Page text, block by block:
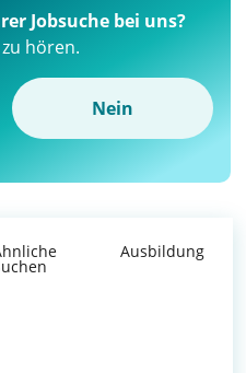
Jobsuche bei uns?
hören.
Nein
Ausbildung